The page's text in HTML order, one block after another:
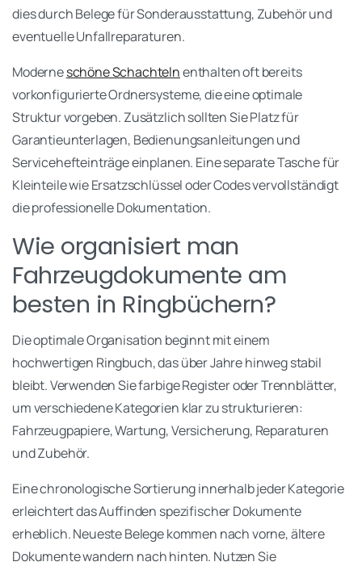
dies durch Belege für Sonderausstattung, Zubehör und
eventuelle Unfallreparaturen.
Moderneschöne Schachtelnenthalten oft bereits
vorkonfigurierte Ordnersysteme, die eine optimale
Struktur vorgeben. Zusätzlich sollten Sie Platz für
Garantieunterlagen, Bedienungsanleitungen und
Servicehefteinträge einplanen. Eine separate Tasche für
Kleinteile wie Ersatzschlüssel oder Codes vervollständigt
die professionelle Dokumentation.
Wie organisiert man
Fahrzeugdokumente am
besten in Ringbüchern?
Die optimale Organisation beginnt mit einem
hochwertigen Ringbuch, das über Jahre hinweg stabil
bleibt. Verwenden Sie farbige Register oder Trennblätter,
um verschiedene Kategorien klar zu strukturieren:
Fahrzeugpapiere, Wartung, Versicherung, Reparaturen
und Zubehör.
Eine chronologische Sortierung innerhalb jeder Kategorie
erleichtert das Auffinden spezifischer Dokumente
erheblich. Neueste Belege kommen nach vorne, ältere
Dokumente wandern nach hinten. Nutzen Sie